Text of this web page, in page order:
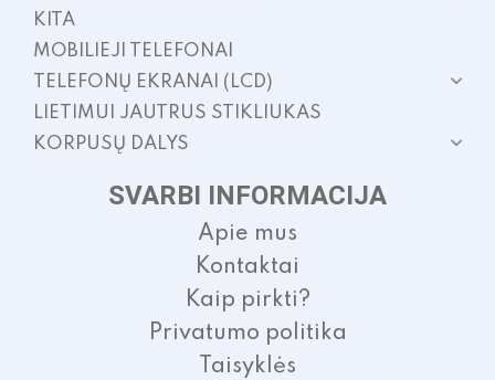
KITA
MOBILIEJI TELEFONAI
TELEFONŲ EKRANAI (LCD)
LIETIMUI JAUTRUS STIKLIUKAS
KORPUSŲ DALYS
SVARBI INFORMACIJA
Apie mus
Kontaktai
Kaip pirkti?
Privatumo politika
Taisyklės